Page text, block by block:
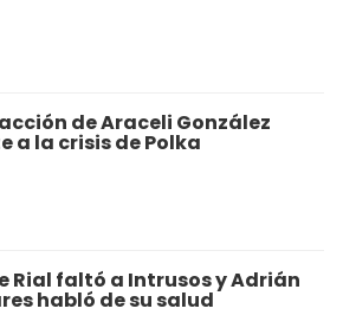
de Araceli González
a la crisis de Polka
Rial faltó a Intrusos y Adrián
habló de su salud